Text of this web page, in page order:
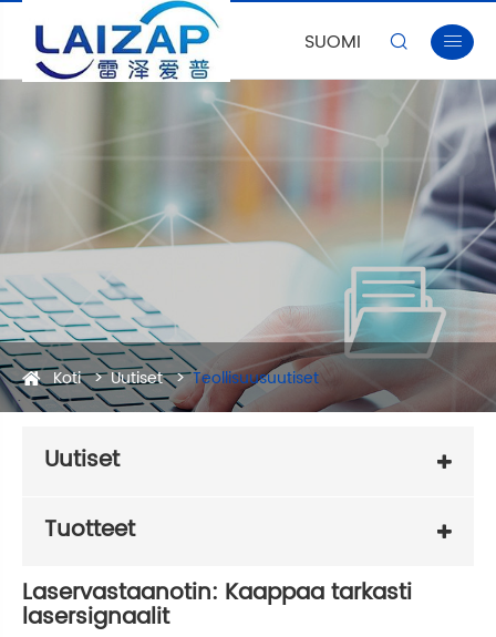
SUOMI  
Koti Uutiset Teollisuusuutiset
Uutiset
Tuotteet
Laservastaanotin: Kaappaa tarkasti
lasersignaalit